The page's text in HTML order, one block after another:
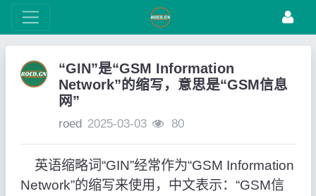
“GIN”是“GSM Information
Network”的缩写，意思是“GSM信息
网”
roed 2025-03-03 80
英语缩略词“GIN”经常作为“GSM Information
Network”的缩写来使用，中文表示：“GSM信